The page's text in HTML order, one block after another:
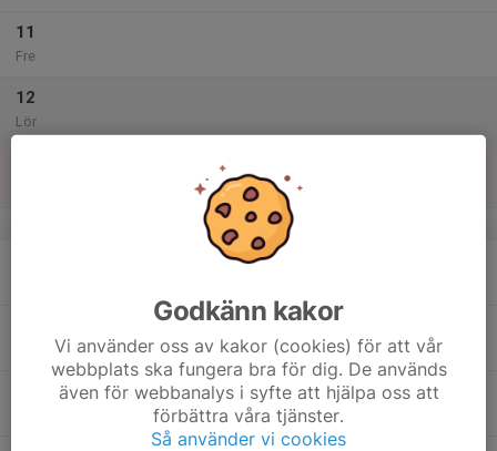
11
Fre
12
Lör
v.51
Godkänn kakor
Vi använder oss av kakor (cookies) för att vår
webbplats ska fungera bra för dig. De används
även för webbanalys i syfte att hjälpa oss att
förbättra våra tjänster.
Så använder vi cookies